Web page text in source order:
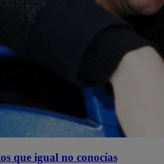
que igual no conocías